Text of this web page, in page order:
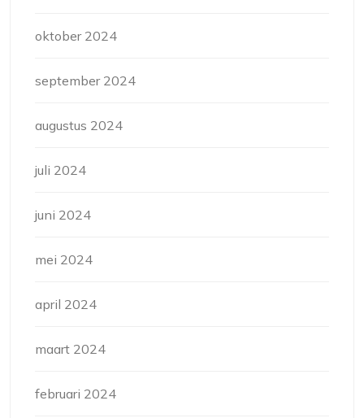
oktober 2024
september 2024
augustus 2024
juli 2024
juni 2024
mei 2024
april 2024
maart 2024
februari 2024